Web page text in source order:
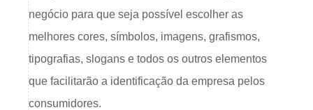
negócio para que seja possível escolher as
melhores cores, símbolos, imagens, grafismos,
tipografias, slogans e todos os outros elementos
que facilitarão a identificação da empresa pelos
consumidores.